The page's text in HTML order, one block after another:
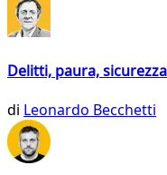
Delitti, paura,
di Leonardo Becchetti